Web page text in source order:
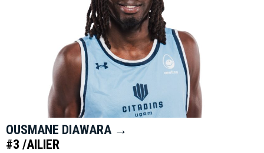
OUSMANE DIAWARA →
#3 /AILIER